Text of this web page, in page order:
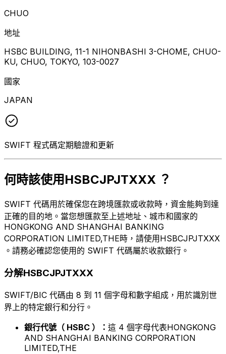
CHUO
地址
HSBC BUILDING, 11-1 NIHONBASHI 3-CHOME, CHUO-
KU, CHUO, TOKYO, 103-0027
國家
JAPAN
SWIFT 程式碼定期驗證和更新
何時該使用HSBCJPJTXXX ？
SWIFT 代碼用於確保您在跨境匯款或收款時，資金能夠到達
正確的目的地。當您想匯款至上述地址、城市和國家的
HONGKONG AND SHANGHAI BANKING
CORPORATION LIMITED,THE時，請使用HSBCJPJTXXX
。請務必確認您使用的 SWIFT 代碼屬於收款銀行。
分解HSBCJPJTXXX
SWIFT/BIC 代碼由 8 到 11 個字母和數字組成，用於識別世
界上的特定銀行和分行。
銀行代號（ HSBC ）： 這 4 個字母代表HONGKONG
AND SHANGHAI BANKING CORPORATION
LIMITED,THE